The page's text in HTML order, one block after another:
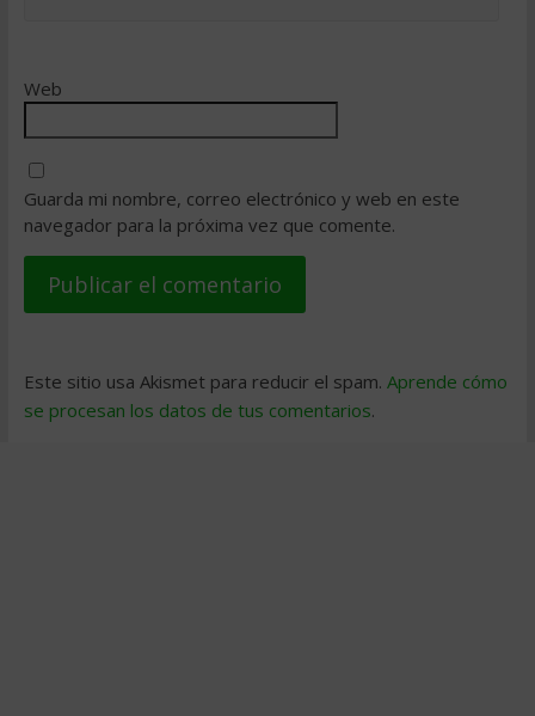
Web
Guarda mi nombre, correo electrónico y web en este
navegador para la próxima vez que comente.
Este sitio usa Akismet para reducir el spam. Aprende cómo
se procesan los datos de tus comentarios.